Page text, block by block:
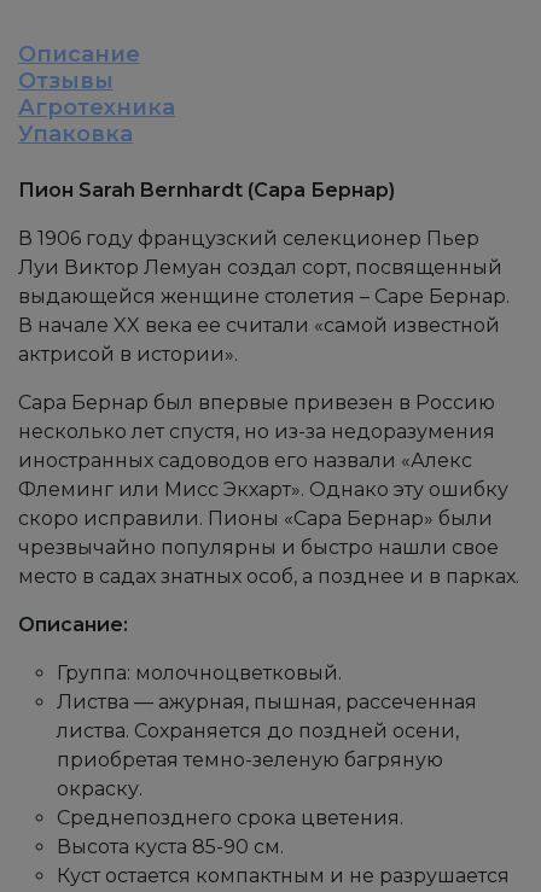
Описание
Отзывы
Агротехника
Упаковка
Пион Sarah Bernhardt (Сара Бернар)
В 1906 году французский селекционер Пьер
Луи Виктор Лемуан создал сорт, посвященный
выдающейся женщине столетия – Саре Бернар.
В начале XX века ее считали «самой известной
актрисой в истории».
Сара Бернар был впервые привезен в Россию
несколько лет спустя, но из-за недоразумения
иностранных садоводов его назвали «Алекс
Флеминг или Мисс Экхарт». Однако эту ошибку
скоро исправили. Пионы «Сара Бернар» были
чрезвычайно популярны и быстро нашли свое
место в садах знатных особ, а позднее и в парках.
Описание:
Группа: молочноцветковый.
Листва — ажурная, пышная, рассеченная
листва. Сохраняется до поздней осени,
приобретая темно-зеленую багряную
окраску.
Среднепозднего срока цветения.
Высота куста 85-90 см.
Куст остается компактным и не разрушается